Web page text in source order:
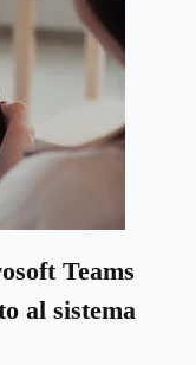
Teams
al sistema